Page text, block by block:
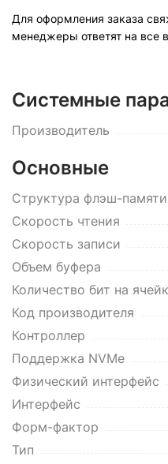
Для оформления заказа
менеджеры ответят на все
Системные
Производитель
Основные
Структура флэш-памяти
Cкорость чтения
Cкорость записи
Объем буфера
Количество бит на
Код производителя
Контроллер
Поддержка NVMe
Физический интерфейс
Интерфейс
Форм-фактор
Тип